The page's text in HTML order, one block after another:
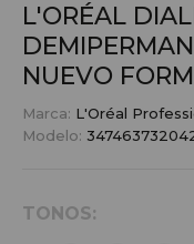
L'ORÉAL
NUEVO
Marca: L'Oréal
Modelo:
TONOS: